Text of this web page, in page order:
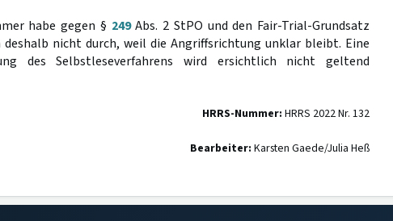
habe gegen § 249Abs. 2 StPO und den Fair-Trial-Grundsatz
nicht durch, weil die Angriffsrichtung unklar bleibt. Eine
des Selbstleseverfahrens wird ersichtlich nicht geltend
HRRS-Nummer: HRRS 2022 Nr. 132
Bearbeiter: Karsten Gaede/Julia Heß